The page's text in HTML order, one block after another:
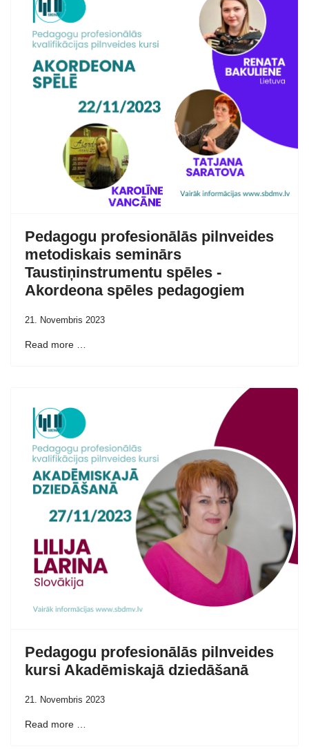
Pedagogu profesionālās pilnveides
metodiskais seminārs
Taustiņinstrumentu spēles -
Akordeona spēles pedagogiem
21. Novembris 2023
Read more …
Pedagogu profesionālās pilnveides
kursi Akadēmiskajā dziedāšanā
21. Novembris 2023
Read more …